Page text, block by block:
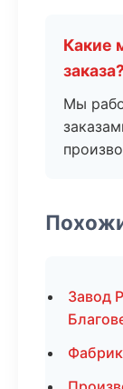
Какие
заказа?
Мы
Завод